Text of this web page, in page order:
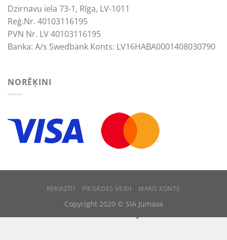
Dzirnavu iela 73-1, Rīga, LV-1011
Reģ.Nr. 40103116195
PVN Nr. LV 40103116195
Banka: A/s Swedbank Konts: LV16HABA0001408030790
NORĒĶINI
REKVIZĪTI PIEGĀDES VEIDI MANS KONTS
Copyright 2020 © SIA Jumava